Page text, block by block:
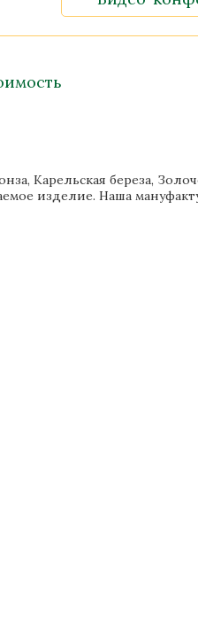
Карельская береза,
изделие. Наша